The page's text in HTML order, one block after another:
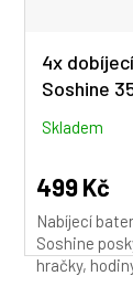
4x
Soshine
Skladem
499 Kč
Nabíjecí
Soshine
hračky,